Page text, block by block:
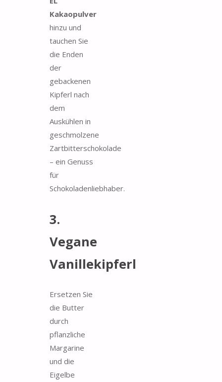
Kakaopulver
hinzu und
tauchen Sie
die Enden
der
gebackenen
Kipferl nach
dem
Auskühlen in
geschmolzene
Zartbitterschokolade
– ein Genuss
für
Schokoladenliebhaber.
3.
Vegane
Vanillekipferl
Ersetzen Sie
die Butter
durch
pflanzliche
Margarine
und die
Eigelbe